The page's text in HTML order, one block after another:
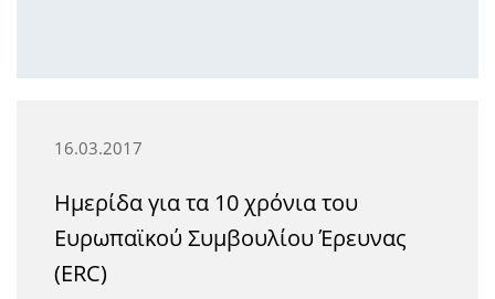
16.03.2017
Ημερίδα για τα 10 χρόνια του
Ευρωπαϊκού Συμβουλίου Έρευνας
(ERC)